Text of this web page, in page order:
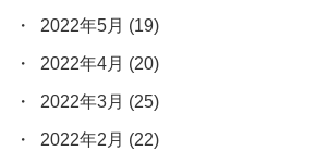
2022年5月 (19)
2022年4月 (20)
2022年3月 (25)
2022年2月 (22)